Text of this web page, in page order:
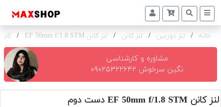
دوربین
و
تجهیزات
و
اکسسوری
خانه / لنز دوربین / لنز کانن / لنز کانن EF 50mm f/1.8 STM /
مشاوره و کارشناسی
نگین سرخوش ۰۹۰۲۵۳۲۲۶۴۲
لنز کانن EF 50mm f/1.8 STM دست دوم